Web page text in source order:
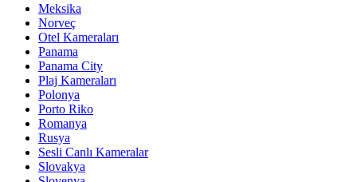
Meksika
Norveç
Otel Kameraları
Panama
Panama City
Plaj Kameraları
Polonya
Porto Riko
Romanya
Rusya
Sesli Canlı Kameralar
Slovakya